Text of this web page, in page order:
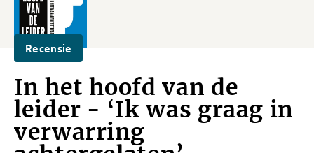
Recensie
In het hoofd van de
leider - ‘Ik was graag in
verwarring